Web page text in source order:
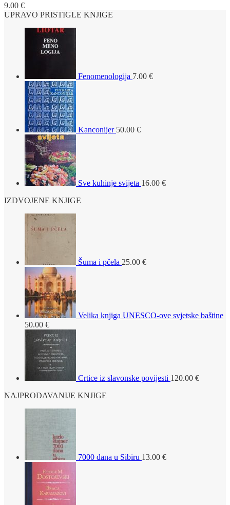
9.00 €
UPRAVO PRISTIGLE KNJIGE
Fenomenologija 7.00 €
Kanconijer 50.00 €
Sve kuhinje svijeta 16.00 €
IZDVOJENE KNJIGE
Šuma i pčela 25.00 €
Velika knjiga UNESCO-ove svjetske baštine
50.00 €
Crtice iz slavonske povijesti 120.00 €
NAJPRODAVANIJE KNJIGE
7000 dana u Sibiru 13.00 €